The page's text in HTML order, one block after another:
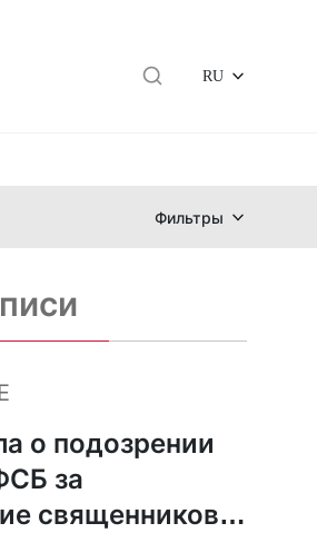
RU
Фильтры
о подозрении
за
священников